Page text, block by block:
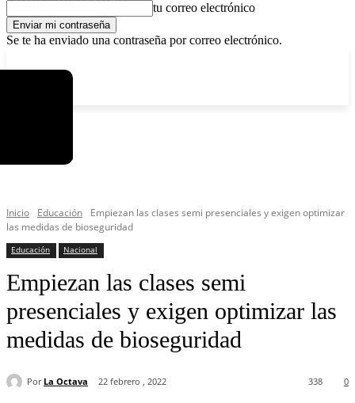
tu correo electrónico
Se te ha enviado una contraseña por correo electrónico.
Inicio Educación
Empiezan las clases semi presenciales y exigen optimizar
las medidas de bioseguridad
Educación Nacional
Empiezan las clases semi
presenciales y exigen optimizar las
medidas de bioseguridad
Por La Octava 22 febrero , 2022 0
338